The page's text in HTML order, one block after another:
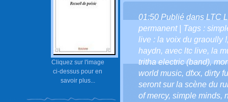
Cliquez sur l'image
ci-dessus pour en
savoir plus...
01:50 Publié dans LTC
permanent| Tags :
live : la voix du graoully !
haydn, avec ltc live, la
tritha electric (band),
world music, dfxx, dirty
seront sur la scène du
of mercy, simple minds,